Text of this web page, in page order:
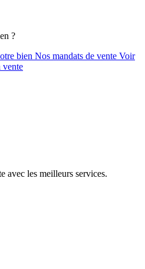
?
bien Nos mandats de vente Voir
vente
avec les meilleurs services.